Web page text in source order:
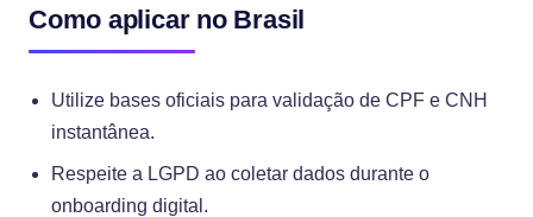
Como aplicar no Brasil
Utilize bases oficiais para validação de CPF e CNH
instantânea.
Respeite a LGPD ao coletar dados durante o
onboarding digital.